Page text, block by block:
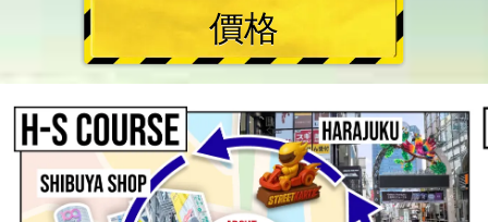
價格